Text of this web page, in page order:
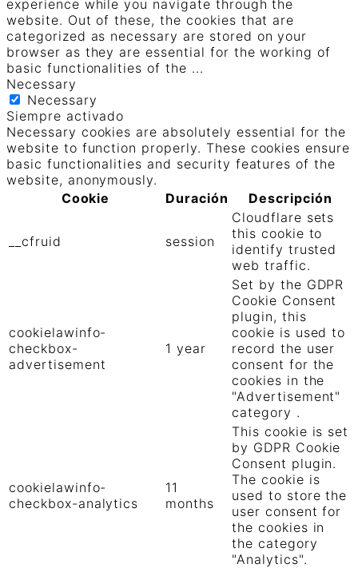
experience while you navigate through the
website. Out of these, the cookies that are
categorized as necessary are stored on your
browser as they are essential for the working of
basic functionalities of the ...
Necessary
Necessary
Siempre activado
Necessary cookies are absolutely essential for the
website to function properly. These cookies ensure
basic functionalities and security features of the
website, anonymously.
Cookie
Duración Descripción
__cfruid session
Cloudflare sets
this cookie to
identify trusted
web traffic.
cookielawinfo-
checkbox-
advertisement
1 year
Set by the GDPR
Cookie Consent
plugin, this
cookie is used to
record the user
consent for the
cookies in the
"Advertisement"
category .
cookielawinfo-
checkbox-analytics
11
months
This cookie is set
by GDPR Cookie
Consent plugin.
The cookie is
used to store the
user consent for
the cookies in
the category
"Analytics".